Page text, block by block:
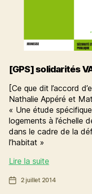
[GPS] solidarités
[Ce que dit l’accord
Nathalie Appéré et
« Une étude
logements à l’échelle
dans le cadre de la
l’habitat »
Lire la suite[GPS]
VACANCE
Date2 juillet 2014